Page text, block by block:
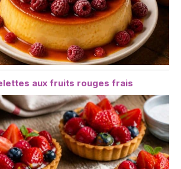
aux fruits rouges frais